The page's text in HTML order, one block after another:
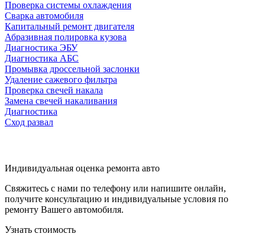
Проверка системы охлаждения
Сварка автомобиля
Капитальный ремонт двигателя
Абразивная полировка кузова
Диагностика ЭБУ
Диагностика АБС
Промывка дроссельной заслонки
Удаление сажевого фильтра
Проверка свечей накала
Замена свечей накаливания
Диагностика
Сход развал
Индивидуальная оценка ремонта авто
Свяжитесь с нами по телефону или напишите онлайн,
получите консультацию и индивидуальные условия по
ремонту Вашего автомобиля.
Узнать стоимость